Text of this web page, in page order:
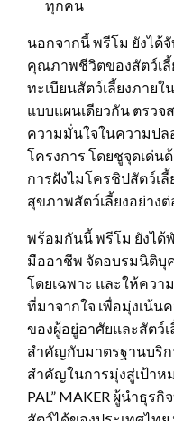
ทุกคน
นอกจากนี้ พรีโม ยังไ
คุณภาพชีวิตของสัตว์เลี้
ทะเบียนสัตว์เลี้ยงภาย
แบบแผนเดียวกัน ตรว
ความมั่นใจในความป
โครงการ โดยชูจุดเด่น
การฝังไมโครชิปสัตว์เ
สุขภาพสัตว์เลี้ยงอย่างต่
พร้อมกันนี้ พรีโม ยังไ
มืออาชีพ จัดอบรมนิติบุ
โดยเฉพาะ และให้คว
ที่มาจากใจ เพื่อมุ่งเน้
ของผู้อยู่อาศัยและสัตว์
สำคัญกับมาตรฐานบริ
สำคัญในการมุ่งสู่เป้าหม
PAL” MAKER ผู้นำธุร